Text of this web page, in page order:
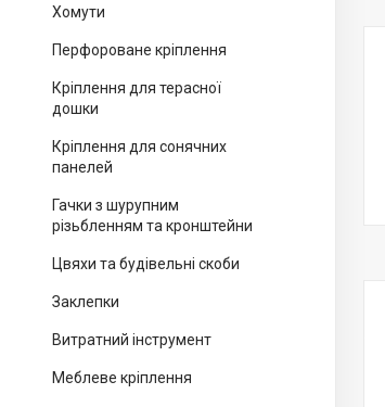
Хомути
Перфороване кріплення
Кріплення для терасної
дошки
Кріплення для сонячних
панелей
Гачки з шурупним
різьбленням та кронштейни
Цвяхи та будівельні скоби
Заклепки
Витратний інструмент
Меблеве кріплення